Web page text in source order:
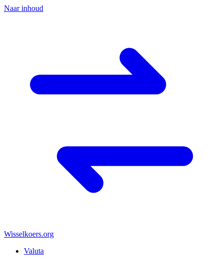
Naar inhoud
Wisselkoers.org
Valuta